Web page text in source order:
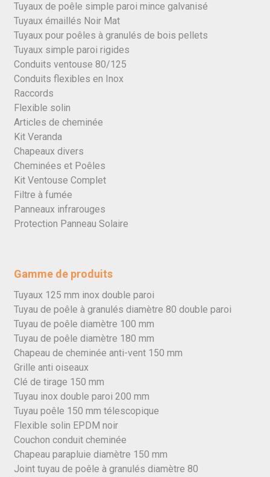
Tuyaux de poêle simple paroi mince galvanisé
Tuyaux émaillés Noir Mat
Tuyaux pour poêles à granulés de bois pellets
Tuyaux simple paroi rigides
Conduits ventouse 80/125
Conduits flexibles en Inox
Raccords
Flexible solin
Articles de cheminée
Kit Veranda
Chapeaux divers
Cheminées et Poêles
Kit Ventouse Complet
Filtre à fumée
Panneaux infrarouges
Protection Panneau Solaire
Gamme de produits
Tuyaux 125 mm inox double paroi
Tuyau de poêle à granulés diamètre 80 double paroi
Tuyau de poêle diamètre 100 mm
Tuyau de poêle diamètre 180 mm
Chapeau de cheminée anti-vent 150 mm
Grille anti oiseaux
Clé de tirage 150 mm
Tuyau inox double paroi 200 mm
Tuyau poêle 150 mm télescopique
Flexible solin EPDM noir
Couchon conduit cheminée
Chapeau parapluie diamètre 150 mm
Joint tuyau de poêle à granulés diamètre 80